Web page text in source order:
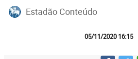
Estadão Conteúdo
05/11/2020 16:15